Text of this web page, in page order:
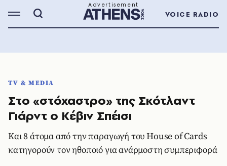
VOICE RADIO
TV & MEDIA
Στο «στόχαστρο» της Σκότλαντ
Γιάρντ ο Κέβιν Σπέισι
Και 8 άτομα από την παραγωγή του House of Cards
κατηγορούν τον ηθοποιό για ανάρμοστη συμπεριφορά